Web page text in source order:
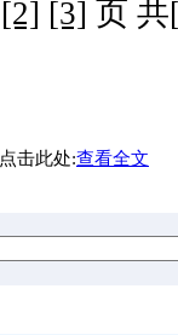
[2] [3] 页
击此处:查看全文